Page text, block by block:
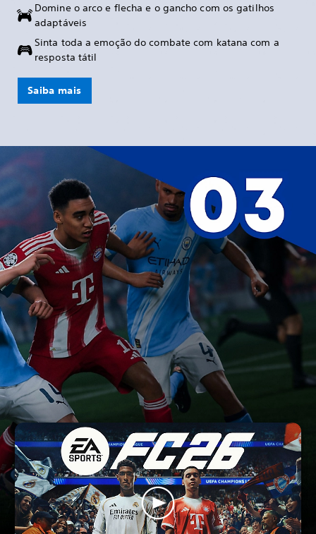
Domine o arco e flecha e o gancho com os gatilhos
adaptáveis
Sinta toda a emoção do combate com katana com a
resposta tátil
Saiba mais